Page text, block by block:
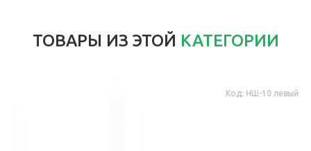
ТОВАРЫ ИЗ ЭТОЙ КАТЕГОРИИ